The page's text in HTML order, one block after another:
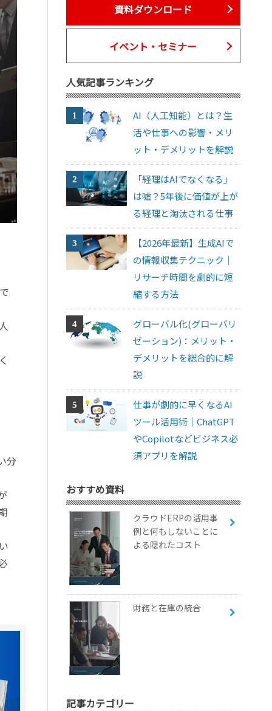
分
資料ダウンロード
イベント・セミナー
人気記事ランキング
AI（人工知能）とは？生
活や仕事への影響・メリ
ット・デメリットを解説
「経理はAIでなくなる」
は嘘？5年後に価値が上が
る経理と淘汰される仕事
【2026年最新】生成AIで
の情報収集テクニック｜
リサーチ時間を劇的に短
縮する方法
グローバル化(グローバリ
ゼーション)：メリット・
デメリットを総合的に解
説
仕事が劇的に早くなるAI
ツール活用術｜ChatGPT
やCopilotなどビジネス必
須アプリを解説
おすすめ資料
クラウドERPの活用事
例と何もしないことに
よる隠れたコスト
財務と在庫の統合
記事カテゴリー